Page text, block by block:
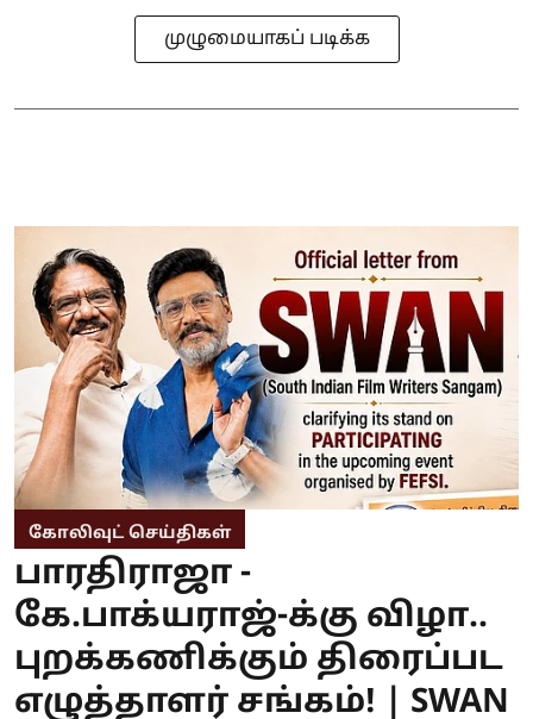
முழுமையாகப் படிக்க
கோலிவுட் செய்திகள்
பாரதிராஜா -
கே.பாக்யராஜ்-க்கு விழா..
புறக்கணிக்கும் திரைப்பட
எழுத்தாளர் சங்கம்! | SWAN